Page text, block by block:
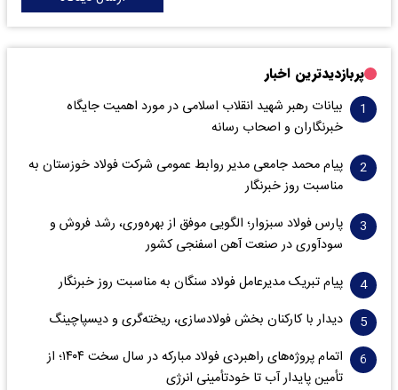
پربازدیدترین اخبار
بیانات رهبر شهید انقلاب اسلامی در مورد اهمیت جایگاه
خبرنگاران و اصحاب رسانه
پیام محمد جامعی مدیر روابط عمومی شرکت فولاد خوزستان به
مناسبت روز خبرنگار
پارس فولاد سبزوار؛ الگویی موفق از بهره‌وری، رشد فروش و
سود‌آوری در صنعت آهن اسفنجی کشور
پیام تبریک مدیرعامل فولاد سنگان به مناسبت روز خبرنگار
دیدار با کارکنان بخش فولادسازی، ریخته‌گری و دیسپاچینگ
اتمام پروژه‌های راهبردی فولاد مبارکه در سال سخت ۱۴۰۴؛ از
تأمین پایدار آب تا خودتأمینی انرژی